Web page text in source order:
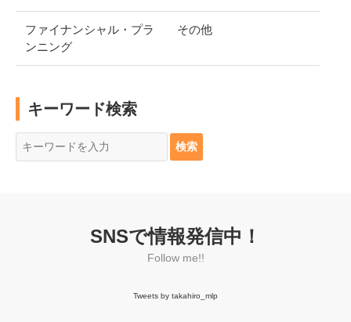
ファイナンシャル・プラ
ンニング
その他
キーワード検索
SNSで情報発信中！
Follow me!!
Tweets by takahiro_mlp